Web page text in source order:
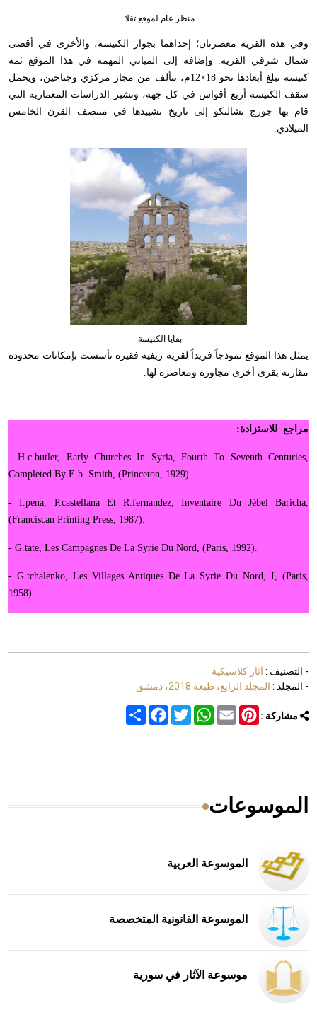
منظر عام لموقع تقلا
وفي هذه القرية معصرتان؛ إحداهما بجوار الكنيسة، والأخرى في أقصى
شمال شرقي القرية. وإضافة إلى المباني المهمة في هذا الموقع ثمة
كنيسة تبلغ أبعادها نحو 18×12م، تتألف من مجاز مركزي وجناحين، ويحمل
سقف الكنيسة أربع أقواس في كل جهة، وتشير الدراسات المعمارية التي
قام بها جورج تشالنكو إلى تاريخ تشييدها في منتصف القرن الخامس
الميلادي.
بقايا الكنيسة
يمثل هذا الموقع نموذجاً فريداً لقرية ريفية فقيرة تأسست بإمكانات محدودة
مقارنة بقرى أخرى مجاورة ومعاصرة لها.
مراجع للاستزادة:
- H.c.butler, Early Churches In Syria, Fourth To Seventh Centuries,
Completed By E.b. Smith, (Princeton, 1929).
- I.pena, P.castellana Et R.fernandez, Inventaire Du Jébel Baricha,
(Franciscan Printing Press, 1987).
- G.tate, Les Campagnes De La Syrie Du Nord, (Paris, 1992).
- G.tchalenko, Les Villages Antiques De La Syrie Du Nord, I, (Paris,
1958).
- التصنيف : آثار كلاسيكية
- المجلد : المجلد الرابع، طبعة 2018، دمشق
مشاركة : Share
FacebookTwitter
WhatsAppEmail
Pinterest
الموسوعات
الموسوعة العربية
الموسوعة القانونية المتخصصة
موسوعة الآثار في سورية